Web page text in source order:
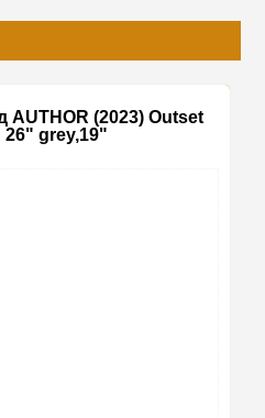
AUTHOR (2023) Outset
26" grey,19"